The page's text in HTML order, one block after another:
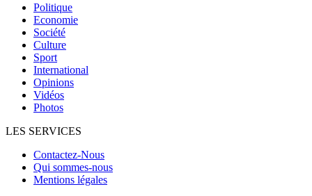
Politique
Economie
Société
Culture
Sport
International
Opinions
Vidéos
Photos
LES SERVICES
Contactez-Nous
Qui sommes-nous
Mentions légales